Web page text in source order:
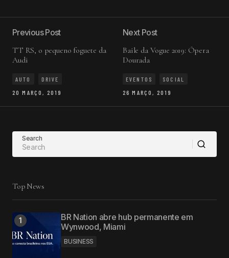
Previous Post
TT RS, o pequeno foguete da
Audi
AUTO
DRIVE
20 MARÇO, 2019
Next Post
Baile da Vogue 2019: Ópera
Dourada
EVENTOS
SOCIAL
26 MARÇO, 2019
Search
Top News
BR Nation abre hub permanente em
Wynwood, Miami
BUSINESS